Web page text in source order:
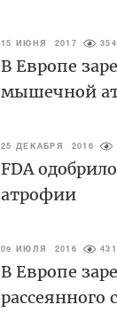
15 ИЮНЯ 2017
В Европе
мышечной
25 ДЕКАБРЯ 2016
FDA
атрофии
09 ИЮЛЯ 2016
В Европе
рассеянного